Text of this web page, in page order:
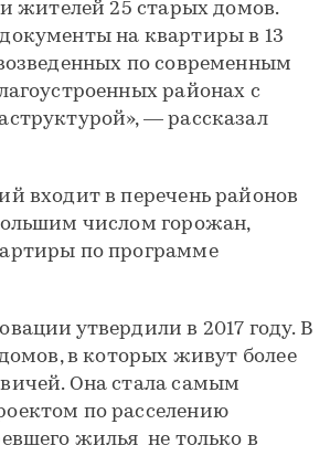
жителей 25 старых домов.
на квартиры в 13
по современным
районах с
— рассказал
входит в перечень районов
числом горожан,
по программе
утвердили в 2017 году. В
в которых живут более
Она стала самым
по расселению
жилья не только в